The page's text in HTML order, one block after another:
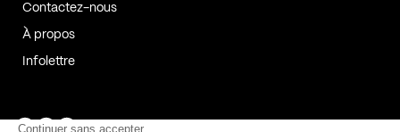
Contactez-nous
À propos
Infolettre
Page Facebook de Kollectif
Page Instagram de Kollectif
Page Linkedin de Kollectif